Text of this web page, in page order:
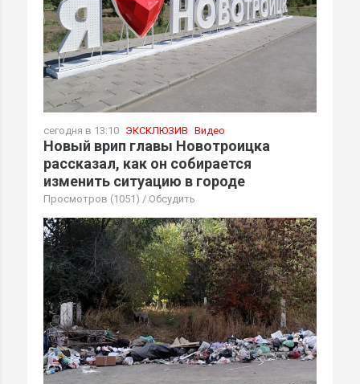
сегодня в 13:10 ЭКСКЛЮЗИВ Видео
Новый врип главы Новотроицка
рассказал, как он собирается
изменить ситуацию в городе
Просмотров (1051) / Обсудить